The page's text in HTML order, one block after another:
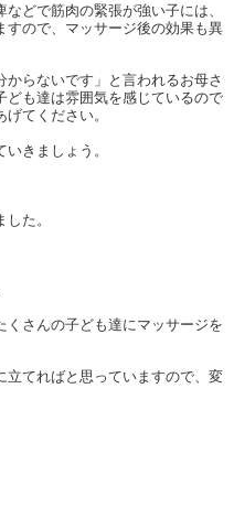
どで筋肉の緊張が強い子には、
すので、マッサージ後の効果も異
らないです」と言われるお母さ
ども達は雰囲気を感じているので
てください。
きましょう。
た。
さんの子ども達にマッサージを
立てればと思っていますので、変